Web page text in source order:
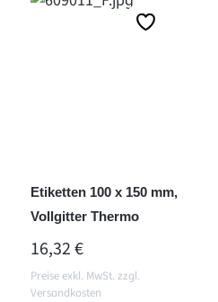
Etiketten 100 x 150 mm,
Vollgitter Thermo
REGULÄRER PREIS:
16,32 €
Preise exkl. MwSt. zzgl.
Versandkosten